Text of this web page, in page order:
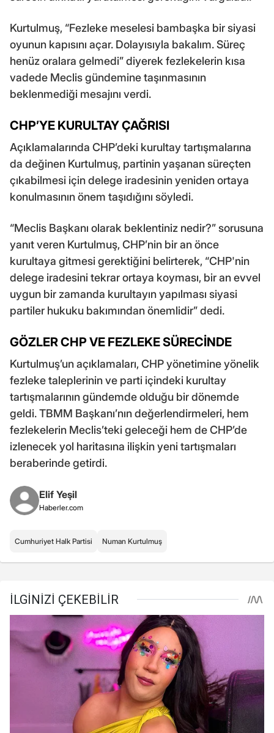
Kurtulmuş, “Fezleke meselesi bambaşka bir siyasi
oyunun kapısını açar. Dolayısıyla bakalım. Süreç
henüz oralara gelmedi” diyerek fezlekelerin kısa
vadede Meclis gündemine taşınmasının
beklenmediği mesajını verdi.
CHP’YE KURULTAY ÇAĞRISI
Açıklamalarında CHP’deki kurultay tartışmalarına
da değinen Kurtulmuş, partinin yaşanan süreçten
çıkabilmesi için delege iradesinin yeniden ortaya
konulmasının önem taşıdığını söyledi.
“Meclis Başkanı olarak beklentiniz nedir?” sorusuna
yanıt veren Kurtulmuş, CHP’nin bir an önce
kurultaya gitmesi gerektiğini belirterek, “CHP'nin
delege iradesini tekrar ortaya koyması, bir an evvel
uygun bir zamanda kurultayın yapılması siyasi
partiler hukuku bakımından önemlidir” dedi.
GÖZLER CHP VE FEZLEKE SÜRECİNDE
Kurtulmuş’un açıklamaları, CHP yönetimine yönelik
fezleke taleplerinin ve parti içindeki kurultay
tartışmalarının gündemde olduğu bir dönemde
geldi. TBMM Başkanı’nın değerlendirmeleri, hem
fezlekelerin Meclis’teki geleceği hem de CHP’de
izlenecek yol haritasına ilişkin yeni tartışmaları
beraberinde getirdi.
Elif Yeşil
Haberler.com
Cumhuriyet Halk Partisi Numan Kurtulmuş